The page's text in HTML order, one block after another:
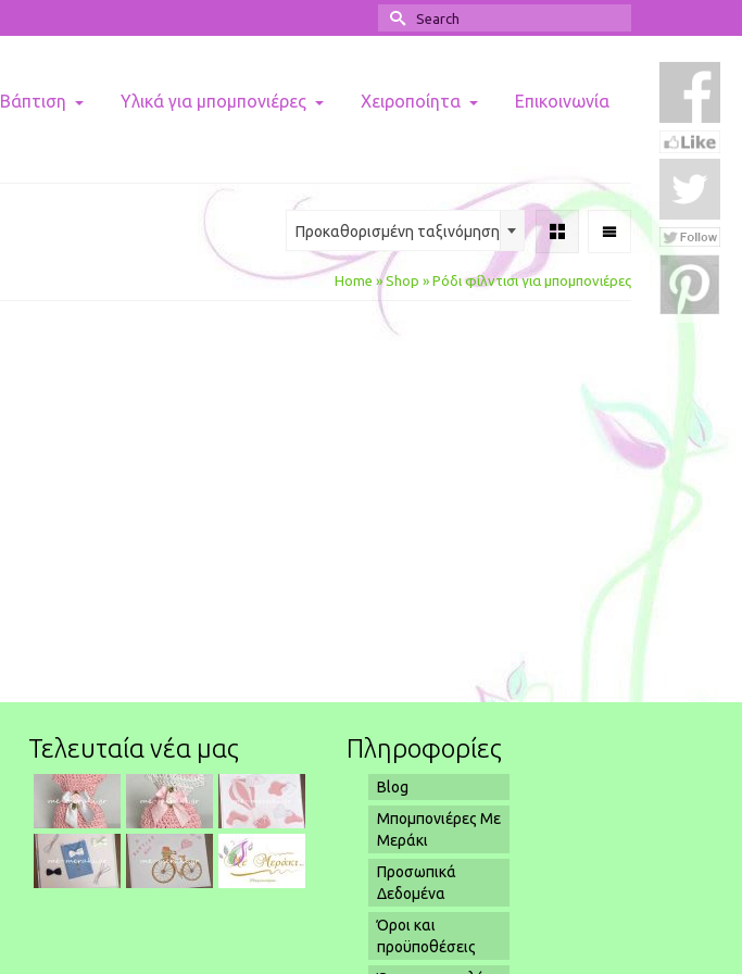
Search
for:
Βάπτιση Υλικά για μπομπονιέρες Χειροποίητα Επικοινωνία
Προκαθορισμένη ταξινόμηση
Home » Shop » Ρόδι φίλντισι για μπομπονιέρες
Τελευταία νέα μας Πληροφορίες
Blog
Μπομπονιέρες Με
Μεράκι
Προσωπικά
Δεδομένα
Όροι και
προϋποθέσεις